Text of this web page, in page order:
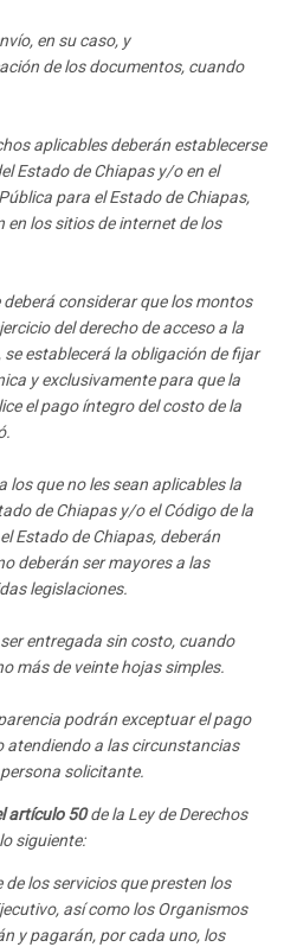
en su caso, y
de los documentos, cuando
aplicables deberán establecerse
Estado de Chiapas y/o en el
para el Estado de Chiapas,
en los sitios de internet de los
considerar que los montos
del derecho de acceso a la
establecerá la obligación de fijar
y exclusivamente para que la
el pago íntegro del costo de la
los que no les sean aplicables la
de Chiapas y/o el Código de la
Estado de Chiapas, deberán
deberán ser mayores a las
legislaciones.
entregada sin costo, cuando
más de veinte hojas simples.
podrán exceptuar el pago
atendiendo a las circunstancias
solicitante.
artículo 50de la Ley de Derechos
siguiente:
de los servicios que presten los
así como los Organismos
y pagarán, por cada uno, los